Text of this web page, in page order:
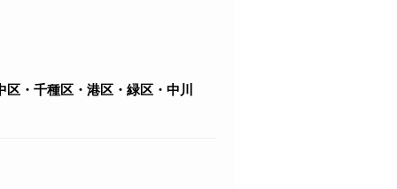
区・千種区・港区・緑区・中川